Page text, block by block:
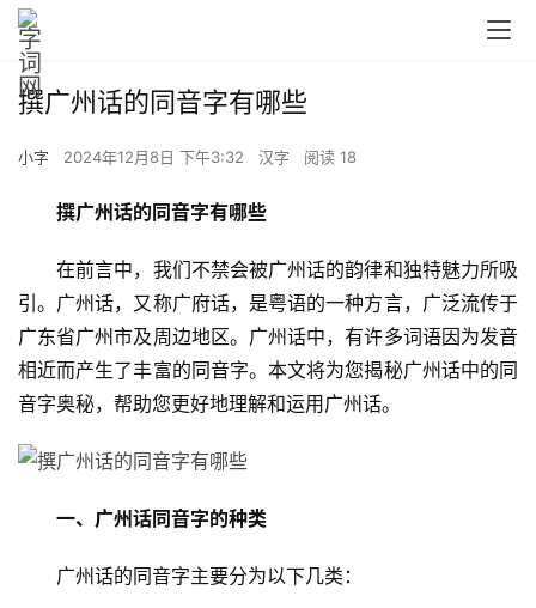
撰广州话的同音字有哪些
小字 2024年12月8日 下午3:32 汉字 阅读 18
撰广州话的同音字有哪些
在前言中，我们不禁会被广州话的韵律和独特魅力所吸
引。广州话，又称广府话，是粤语的一种方言，广泛流传于
广东省广州市及周边地区。广州话中，有许多词语因为发音
相近而产生了丰富的同音字。本文将为您揭秘广州话中的同
音字奥秘，帮助您更好地理解和运用广州话。
一、广州话同音字的种类
广州话的同音字主要分为以下几类：